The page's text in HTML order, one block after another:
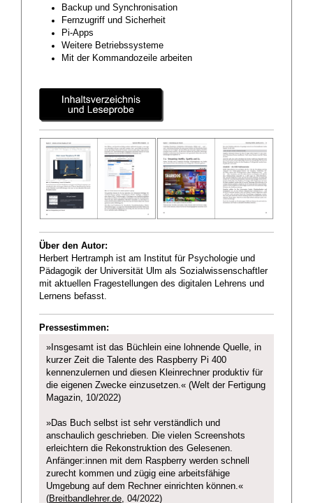
Backup und Synchronisation
Fernzugriff und Sicherheit
Pi-Apps
Weitere Betriebssysteme
Mit der Kommandozeile arbeiten
Über den Autor:
Herbert Hertramph ist am Institut für Psychologie und
Pädagogik der Universität Ulm als Sozialwissenschaftler
mit aktuellen Fragestellungen des digitalen Lehrens und
Lernens befasst.
Pressestimmen:
»Insgesamt ist das Büchlein eine lohnende Quelle, in
kurzer Zeit die Talente des Raspberry Pi 400
kennenzulernen und diesen Kleinrechner produktiv für
die eigenen Zwecke einzusetzen.« (Welt der Fertigung
Magazin, 10/2022)
»Das Buch selbst ist sehr verständlich und
anschaulich geschrieben. Die vielen Screenshots
erleichtern die Rekonstruktion des Gelesenen.
Anfänger:innen mit dem Raspberry werden schnell
zurecht kommen und zügig eine arbeitsfähige
Umgebung auf dem Rechner einrichten können.«
(Breitbandlehrer.de, 04/2022)